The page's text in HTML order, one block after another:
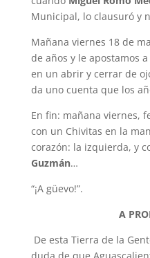
Municipal, lo clausuró y
Mañana viernes 18 de
de años y le apostamos
en un abrir y cerrar de
da uno cuenta que los
En fin: mañana viernes,
con un Chivitas en la
corazón: la izquierda, y
Guzmán…
“¡A güevo!”.
A
De esta Tierra de la